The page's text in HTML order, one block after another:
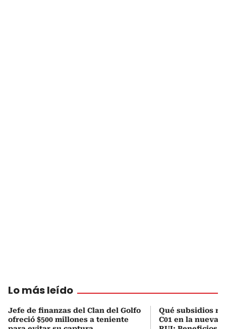
Lo más leído
Jefe de finanzas del Clan del Golfo
ofreció $500 millones a teniente
Qué subsidios
C01 en la nueva